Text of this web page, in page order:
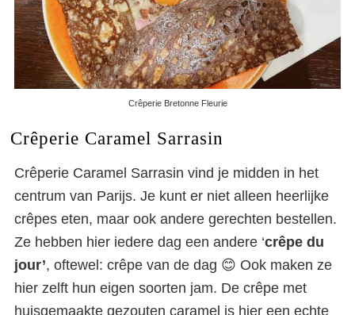
Crêperie Bretonne Fleurie
Crêperie Caramel Sarrasin
Crêperie Caramel Sarrasin vind je midden in het
centrum van Parijs. Je kunt er niet alleen heerlijke
crêpes eten, maar ook andere gerechten bestellen.
Ze hebben hier iedere dag een andere ‘crêpe du
jour’, oftewel: crêpe van de dag 😊 Ook maken ze
hier zelft hun eigen soorten jam. De crêpe met
huisgemaakte gezouten caramel is hier een echte